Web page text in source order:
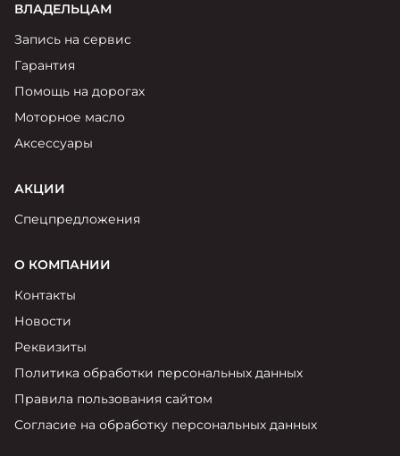
ВЛАДЕЛЬЦАМ
Запись на сервис
Гарантия
Помощь на дорогах
Моторное масло
Аксессуары
АКЦИИ
Спецпредложения
О КОМПАНИИ
Контакты
Новости
Реквизиты
Политика обработки персональных данных
Правила пользования сайтом
Согласие на обработку персональных данных